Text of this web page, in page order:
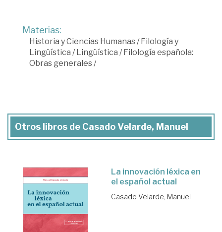
Materias:
Historia y Ciencias Humanas/Filología y
Lingüística /Lingüística /Filología española:
Obras generales/
Otros libros de Casado Velarde, Manuel
La innovación léxica en
el español actual
Casado Velarde, Manuel